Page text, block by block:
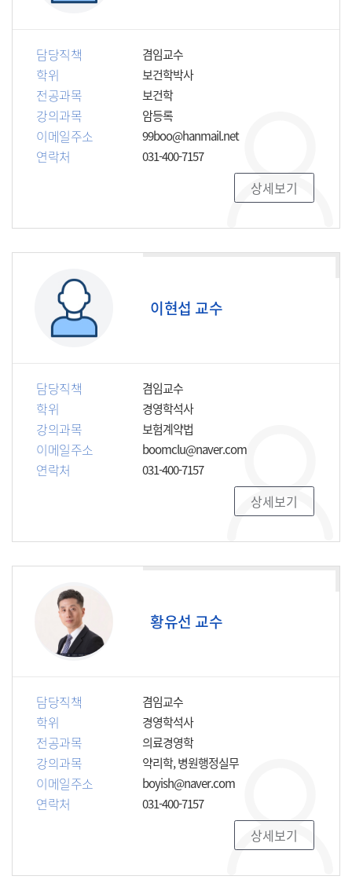
담당직책 겸임교수
학위 보건학박사
전공과목 보건학
강의과목 암등록
이메일주소 99boo@hanmail.net
연락처 031-400-7157
상세보기
이현섭 교수
담당직책 겸임교수
학위 경영학석사
강의과목 보험계약법
이메일주소 boomclu@naver.com
연락처 031-400-7157
상세보기
황유선 교수
담당직책 겸임교수
학위 경영학석사
전공과목 의료경영학
강의과목 약리학, 병원행정실무
이메일주소 boyish@naver.com
연락처 031-400-7157
상세보기